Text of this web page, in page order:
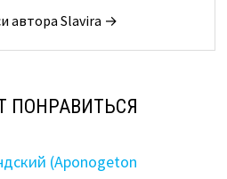
автора Slavira →
ПОНРАВИТЬСЯ